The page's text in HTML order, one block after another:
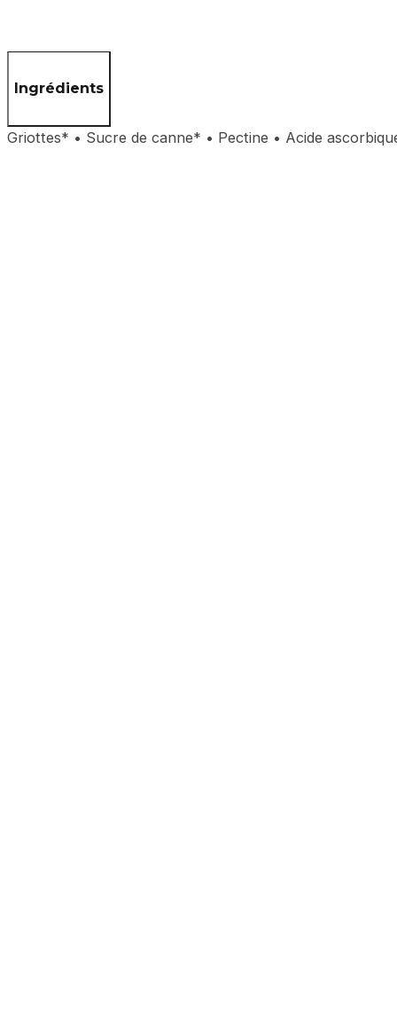
Ingrédients
Griottes* • Sucre de canne* • Pectine • Acide